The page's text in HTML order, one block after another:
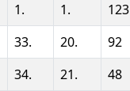
1. 1. 123
33. 20. 92
34. 21. 48